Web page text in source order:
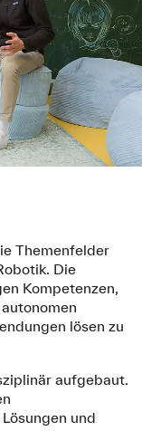
Themenfelder
Die
Kompetenzen,
lösen zu
aufgebaut.
und